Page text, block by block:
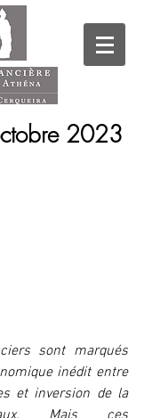
2023
sont marqués
inédit entre
et inversion de la